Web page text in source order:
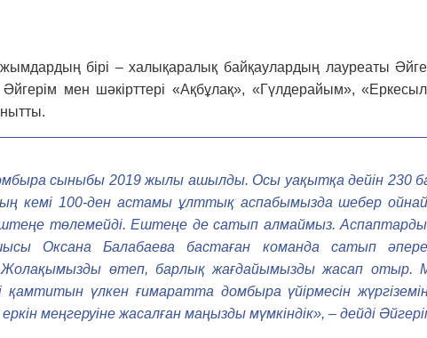
бірі – халықаралық байқаулардың лауреаты
мен шәкірттері «Ақбұлақ», «Гүлдерайым»,
сыныбы 2019 жылы ашылды. Осы уақытқа дейін 230
кемі 100-ден астамы ұлттық аспабымызда шебер
төлемейді. Ештеңе де сатып алмаймыз. Аспаптарды,
Оксана Балабаева бастаған команда сатып
өтеп, бар­лық жағдайымызды жасап отыр.
үлкен ғимаратта дом­быра үйірмесін
меңгеруіне жасалған маңызды мүмкіндік», – дейді